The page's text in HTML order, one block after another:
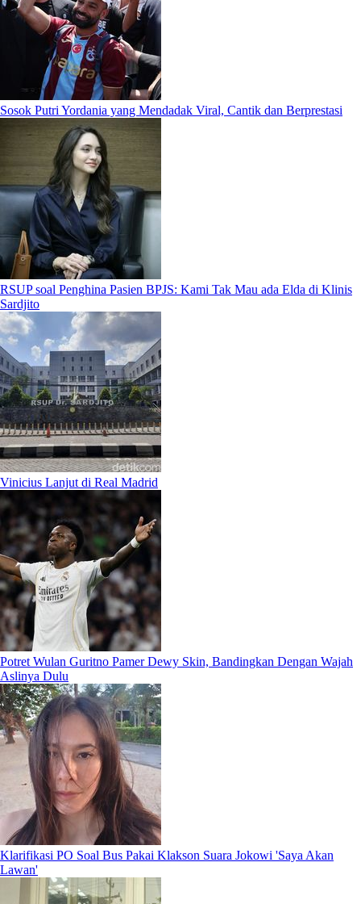
Sosok Putri Yordania yang Mendadak Viral, Cantik dan Berprestasi
RSUP soal Penghina Pasien BPJS: Kami Tak Mau ada Elda di Klinis
Sardjito
Vinicius Lanjut di Real Madrid
Potret Wulan Guritno Pamer Dewy Skin, Bandingkan Dengan Wajah
Aslinya Dulu
Klarifikasi PO Soal Bus Pakai Klakson Suara Jokowi 'Saya Akan
Lawan'